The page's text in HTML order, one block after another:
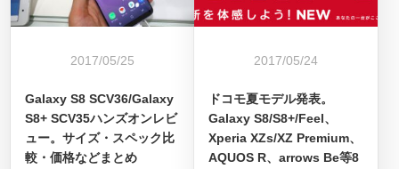
2017/05/25
Galaxy S8 SCV36/Galaxy
S8+ SCV35ハンズオンレビ
ュー。サイズ・スペック比
較・価格などまとめ
2017/05/24
ドコモ夏モデル発表。
Galaxy S8/S8+/Feel、
Xperia XZs/XZ Premium、
AQUOS R、arrows Be等8